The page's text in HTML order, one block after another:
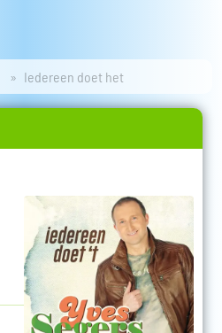
Iedereen doet het